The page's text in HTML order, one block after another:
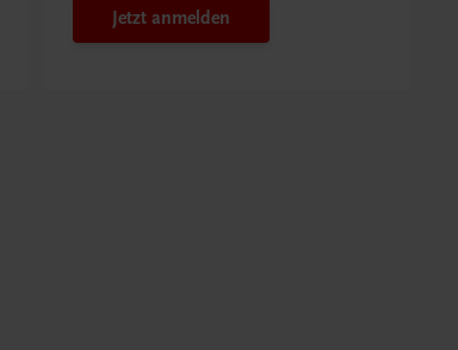
Jetzt anmelden